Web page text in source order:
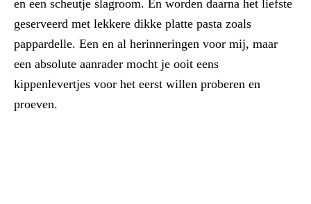
en een scheutje slagroom. En worden daarna het liefste
geserveerd met lekkere dikke platte pasta zoals
pappardelle. Een en al herinneringen voor mij, maar
een absolute aanrader mocht je ooit eens
kippenlevertjes voor het eerst willen proberen en
proeven.